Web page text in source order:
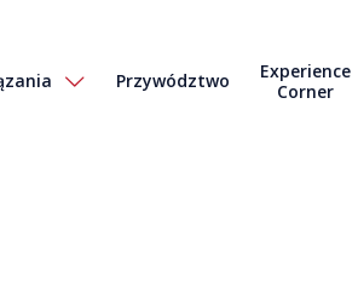
Przywództwo
Experience
Corner